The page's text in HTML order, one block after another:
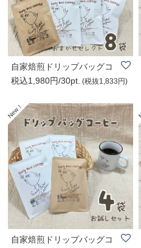
自家焙煎ドリップバッグコ
ーヒー|Early B..
税込1,980円/30pt. (税抜1,833円)
自家焙煎ドリップバッグコ